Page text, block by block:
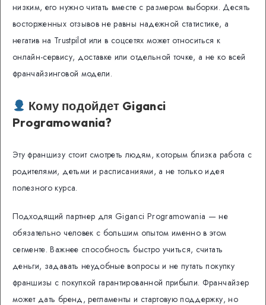
низким, его нужно читать вместе с размером выборки. Десять
восторженных отзывов не равны надежной статистике, а
негатив на Trustpilot или в соцсетях может относиться к
онлайн-сервису, доставке или отдельной точке, а не ко всей
франчайзинговой модели.
Кому подойдет Giganci
Programowania?
Эту франшизу стоит смотреть людям, которым близка работа с
родителями, детьми и расписаниями, а не только идея
полезного курса.
Подходящий партнер для Giganci Programowania — не
обязательно человек с большим опытом именно в этом
сегменте. Важнее способность быстро учиться, считать
деньги, задавать неудобные вопросы и не путать покупку
франшизы с покупкой гарантированной прибыли. Франчайзер
может дать бренд, регламенты и стартовую поддержку, но